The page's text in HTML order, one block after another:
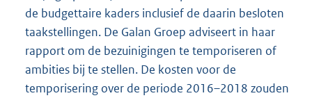
de budgettaire kaders inclusief de daarin besloten
taakstellingen. De Galan Groep adviseert in haar
rapport om de bezuinigingen te temporiseren of
ambities bij te stellen. De kosten voor de
temporisering over de periode 2016–2018 zouden